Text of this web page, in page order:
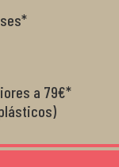
a 79€*